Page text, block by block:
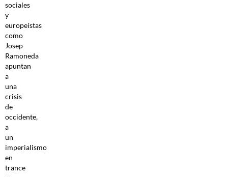
sociales
y
europeístas
como
Josep
Ramoneda
apuntan
a
una
crisis
de
occidente,
a
un
imperialismo
en
trance